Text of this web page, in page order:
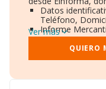
Datos
Teléfono,
Informe
Gráficos de
Consejo de
Directivos y
Ver más
QUIERO